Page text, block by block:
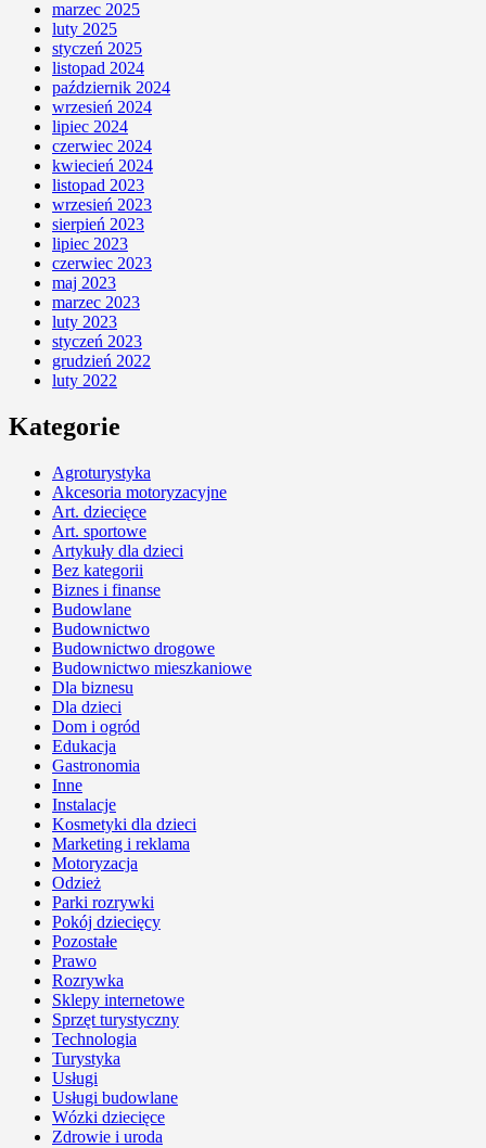
marzec 2025
luty 2025
styczeń 2025
listopad 2024
październik 2024
wrzesień 2024
lipiec 2024
czerwiec 2024
kwiecień 2024
listopad 2023
wrzesień 2023
sierpień 2023
lipiec 2023
czerwiec 2023
maj 2023
marzec 2023
luty 2023
styczeń 2023
grudzień 2022
luty 2022
Kategorie
Agroturystyka
Akcesoria motoryzacyjne
Art. dziecięce
Art. sportowe
Artykuły dla dzieci
Bez kategorii
Biznes i finanse
Budowlane
Budownictwo
Budownictwo drogowe
Budownictwo mieszkaniowe
Dla biznesu
Dla dzieci
Dom i ogród
Edukacja
Gastronomia
Inne
Instalacje
Kosmetyki dla dzieci
Marketing i reklama
Motoryzacja
Odzież
Parki rozrywki
Pokój dziecięcy
Pozostałe
Prawo
Rozrywka
Sklepy internetowe
Sprzęt turystyczny
Technologia
Turystyka
Usługi
Usługi budowlane
Wózki dziecięce
Zdrowie i uroda